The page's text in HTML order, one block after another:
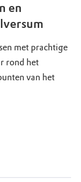
en
met prachtige
rond het
van het